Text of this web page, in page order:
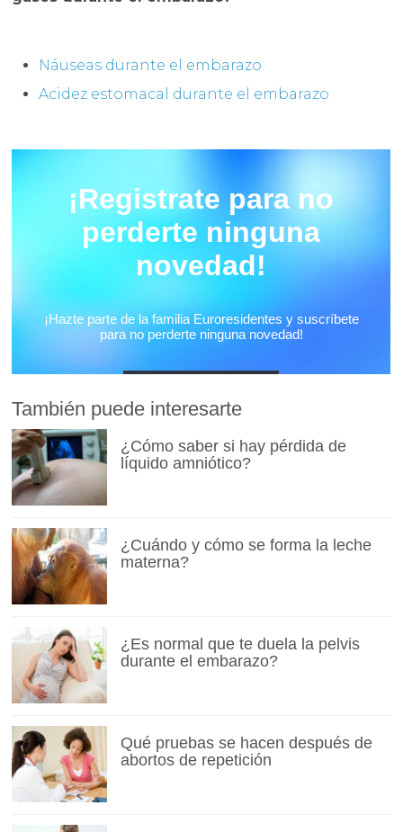
Náuseas durante el embarazo
Acidez estomacal durante el embarazo
También puede interesarte
¿Cómo saber si hay pérdida de
líquido amniótico?
¿Cuándo y cómo se forma la leche
materna?
¿Es normal que te duela la pelvis
durante el embarazo?
Qué pruebas se hacen después de
abortos de repetición